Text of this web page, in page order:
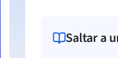
Saltar a